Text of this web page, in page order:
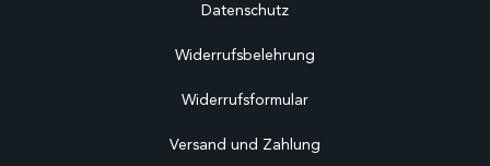
Datenschutz
Widerrufsbelehrung
Widerrufsformular
Versand und Zahlung